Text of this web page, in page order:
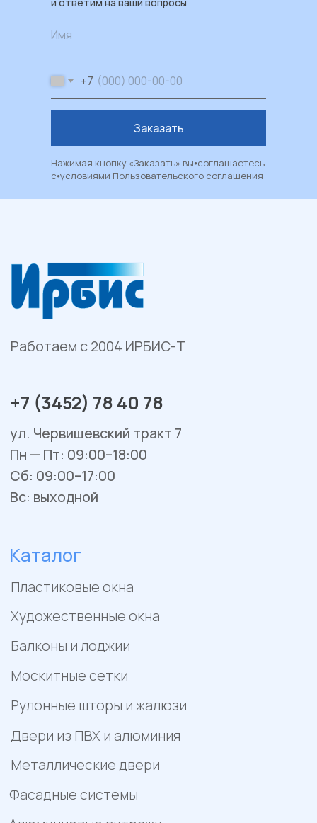
Имя
+7
Заказать
Нажимая кнопку «Заказать» вы⦁соглашаетесь
с⦁условиями Пользовательского соглашения
Каталог
Покупателям
Пластиковые окна
Художественные окна
Балконы и лоджии
Металлические двери
Двери из ПВХ и алюминия
Системы перегородок
Рольставни
Гаражные и уличные ворота
Отзывы
Акции
Помощь
Гарантийное обслуживание
Ремонт окон и балконов
Пример цен носит исключительно информационный
характер и не является публичной офертой